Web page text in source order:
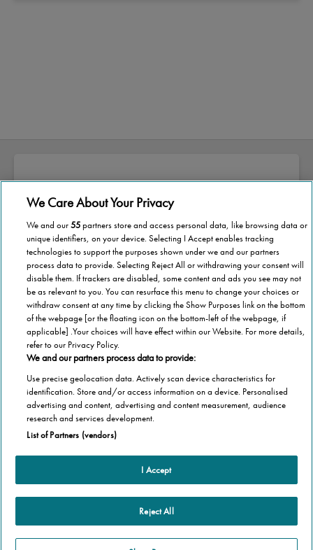
Sobre a Stannah
A Stannah nasceu pelas mãos de Joseph
Stannah, há quase 150 anos.
Ao longo destes anos, o nosso esforço e
dedicação no desenvolvimento das melhores
soluções de mercado na área da mobilidade
estão refletidos na diversidade de
equipamentos que disponibilizamos para
melhorar o seu dia-a-dia.
Equipamentos
Elevadores residenciais
Scooters de mobilidade
Artigos Stannah
Vida saudável
Equipamentos
Sobre
We Care About Your Privacy
We and our55partners store and access personal data, like browsing data or
unique identifiers, on your device. Selecting I Accept enables tracking
technologies to support the purposes shown under we and our partners
process data to provide. Selecting Reject All or withdrawing your consent will
disable them. If trackers are disabled, some content and ads you see may not
be as relevant to you. You can resurface this menu to change your choices or
withdraw consent at any time by clicking the Show Purposes link on the bottom
of the webpage [or the floating icon on the bottom-left of the webpage, if
applicable] .Your choices will have effect within our Website. For more details,
refer to our Privacy Policy.
We and our partners process data to provide:
Use precise geolocation data. Actively scan device characteristics for
identification. Store and/or access information on a device. Personalised
advertising and content, advertising and content measurement, audience
research and services development.
List of Partners (vendors)
I Accept
Reject All